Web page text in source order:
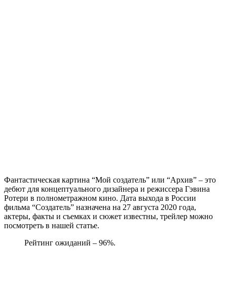
Фантастическая картина “Мой создатель” или “Архив” – это
дебют для концептуального дизайнера и режиссера Гэвина
Ротери в полнометражном кино. Дата выхода в России
фильма “Создатель” назначена на 27 августа 2020 года,
актеры, факты и съемках и сюжет известны, трейлер можно
посмотреть в нашей статье.
Рейтинг ожиданий – 96%.